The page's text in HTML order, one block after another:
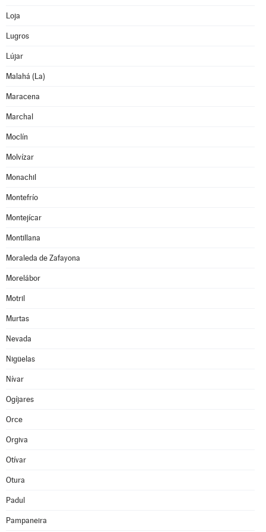
Loja
Lugros
Lújar
Malahá (La)
Maracena
Marchal
Moclín
Molvízar
Monachil
Montefrío
Montejícar
Montillana
Moraleda de Zafayona
Morelábor
Motril
Murtas
Nevada
Nigüelas
Nívar
Ogíjares
Orce
Orgiva
Otívar
Otura
Padul
Pampaneira